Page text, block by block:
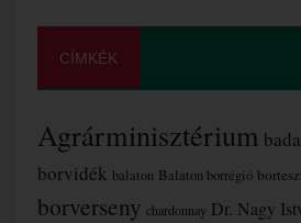
CÍMKÉK
Agrárminisztérium
borvidék balaton Balaton borrégió
borverseny chardonnay Dr. Nagy